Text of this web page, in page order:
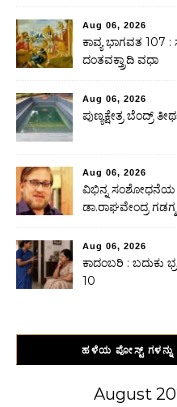
Aug 06, 2026
ಕಾವ್ಯ ಭಾಗವತ 107 :
ದಂತವಕ್ತ್ರಾದಿ ವಧಾ
Aug 06, 2026
ಪುಣ್ಯಕ್ಷೇತ್ರ ಬೆಂದ್ರ್
Aug 06, 2026
ವಿಭಿನ್ನ
ಡಾ.ರಾಘವೇಂದ್ರ
Aug 06, 2026
ಕಾದಂಬರಿ : ಬದುಕು
10
ಹಳೆಯ ಪೋಸ್ಟ್ ಗಳನ್ನು
August